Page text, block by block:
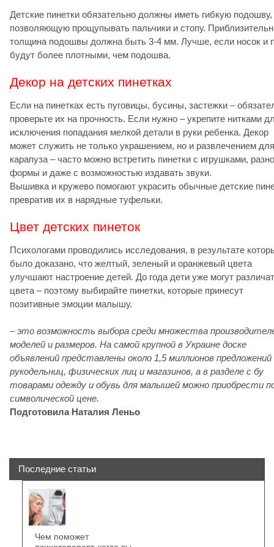
Детские пинетки обязательно должны иметь гибкую подошву,
позволяющую прощупывать пальчики и стопу.
толщина подошвы должна быть 3-4 мм. Лучше, если носок и
будут более плотными, чем подошва.
Декор на детских пинетках
Если на пинетках есть пуговицы, бусины, застежки –
проверьте их на прочность. Если нужно – укрепите нитками
исключения попадания мелкой детали в руки ребенка. Декор
может служить не только украшением, но и развлечением для
карапуза – часто можно встретить пинетки с игрушками,
формы и даже с возможностью издавать звуки.
Вышивка и кружево помогают украсить обычные детские
превратив их в нарядные туфельки.
Цвет детских пинеток
Психологами проводились исследования, в результате
было доказано, что желтый, зеленый и оранжевый цвета
улучшают настроение детей. До года дети уже могут
цвета – поэтому выбирайте пинетки, которые принесут
позитивные эмоции малышу.
– это возможность выбора среди множества
моделей и размеров. На самой крупной в Украине доске
объявлений представлены около 1,5 миллионов
рукодельниц, физических лиц и магазинов, а в разделе с бу
товарами одежду и обувь для малышей можно приобрести
символической цене.
Подготовила Наталия Леньо
Последние статьи
Чем поможет